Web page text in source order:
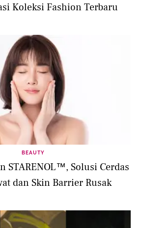
Koleksi Fashion Terbaru
BEAUTY
STARENOL™, Solusi Cerdas
dan Skin Barrier Rusak